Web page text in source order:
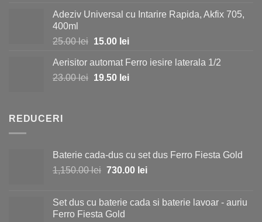
a
190.00 lei.
este:
Adeziv Universal cu Intarire Rapida, Akfix 705,
400ml
25.00lei Prețul
a
fost:
15.00 leiPrețul
este:
15.00 lei.
Aerisitor automat Ferro iesire laterala 1/2
23.00lei Prețul
19.50 leiPrețul
REDUCERI
Baterie cada-dus cu set dus Ferro Fiesta Gold
1,150.00lei Prețul
fost:
1,150.00 lei.
730.00 leiPrețul
730.00 lei.
Set dus cu baterie cada si baterie lavoar - auriu
Ferro Fiesta Gold